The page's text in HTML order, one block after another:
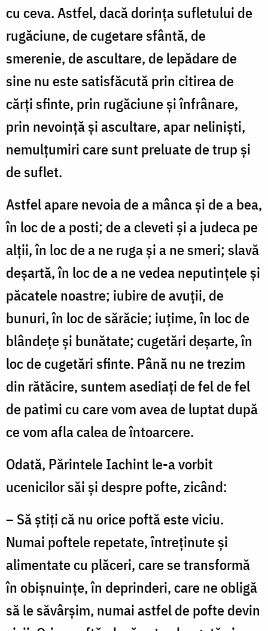
cu ceva. Astfel, dacă dorinţa sufletului de
rugăciune, de cugetare sfântă, de
smerenie, de ascultare, de lepădare de
sine nu este satisfăcută prin citirea de
cărţi sfinte, prin rugăciune şi înfrânare,
prin nevoinţă şi ascultare, apar nelinişti,
nemulţumiri care sunt preluate de trup şi
de suflet.
Astfel apare nevoia de a mânca şi de a bea,
în loc de a posti; de a cleveti şi a judeca pe
alţii, în loc de a ne ruga şi a ne smeri; slavă
deşartă, în loc de a ne vedea neputinţele şi
păcatele noastre; iubire de avuţii, de
bunuri, în loc de sărăcie; iuţime, în loc de
blândeţe şi bunătate; cugetări deşarte, în
loc de cugetări sfinte. Până nu ne trezim
din rătăcire, suntem asediaţi de fel de fel
de patimi cu care vom avea de luptat după
ce vom afla calea de întoarcere.
Odată, Părintele Iachint le-a vorbit
ucenicilor săi şi despre pofte, zicând:
– Să ştiţi că nu orice poftă este viciu.
Numai poftele repetate, întreţinute şi
alimentate cu plăceri, care se transformă
în obişnuinţe, în deprinderi, care ne obligă
să le săvârşim, numai astfel de pofte devin